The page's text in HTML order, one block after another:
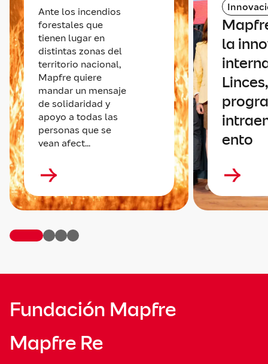
Ante los incendios
forestales que
tienen lugar en
distintas zonas del
territorio nacional,
Mapfre quiere
mandar un mensaje
de solidaridad y
apoyo a todas las
personas que se
vean afect...
la
ento
Fundación Mapfre
Mapfre Re